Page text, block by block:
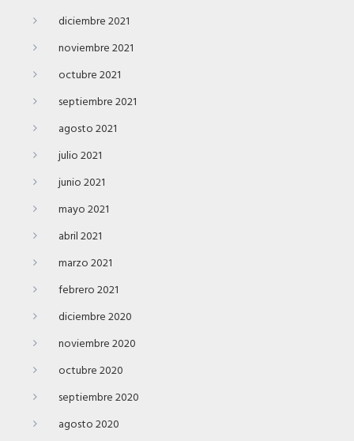
diciembre 2021
noviembre 2021
octubre 2021
septiembre 2021
agosto 2021
julio 2021
junio 2021
mayo 2021
abril 2021
marzo 2021
febrero 2021
diciembre 2020
noviembre 2020
octubre 2020
septiembre 2020
agosto 2020